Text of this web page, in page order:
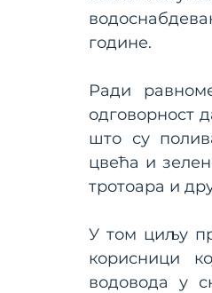
године.
Ради
одговорност
што су
цвећа и
тротоара и
У том циљу
корисници
водовода у